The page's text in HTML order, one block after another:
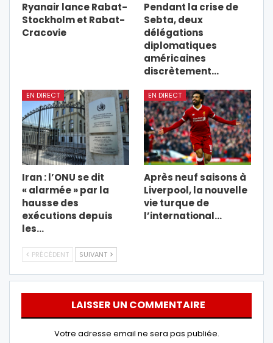
Ryanair lance Rabat-
Stockholm et Rabat-
Cracovie
Pendant la crise de
Sebta, deux
délégations
diplomatiques
américaines
discrètement…
EN DIRECT
Iran : l’ONU se dit
« alarmée » par la
hausse des
exécutions depuis
les…
EN DIRECT
Après neuf saisons à
Liverpool, la nouvelle
vie turque de
l’international…
PRÉCÉDENT SUIVANT
LAISSER UN COMMENTAIRE
Votre adresse email ne sera pas publiée.